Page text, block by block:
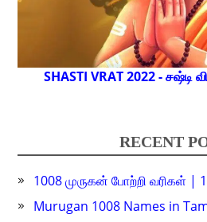
SHASTI VRAT 2022 - சஷ்டி
RECENT
1008 முருகன் போற்றி வரிகள் |
Murugan 1008 Names in